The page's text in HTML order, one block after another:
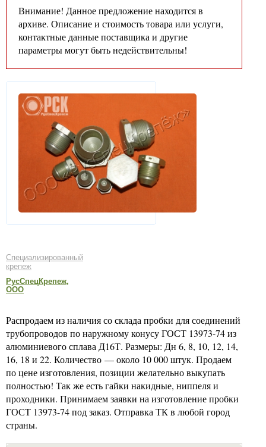
Внимание! Данное предложение находится в
архиве. Описание и стоимость товара или услуги,
контактные данные поставщика и другие
параметры могут быть недействительны!
Специализированный
крепеж
РусСпецКрепеж,
ООО
Распродаем из наличия со склада пробки для соединений
трубопроводов по наружному конусу ГОСТ 13973-74 из
алюминиевого сплава Д16Т. Размеры: Дн 6, 8, 10, 12, 14,
16, 18 и 22. Количество — около 10 000 штук. Продаем
по цене изготовления, позиции желательно выкупать
полностью! Так же есть гайки накидные, ниппеля и
проходники. Принимаем заявки на изготовление пробки
ГОСТ 13973-74 под заказ. Отправка ТК в любой город
страны.